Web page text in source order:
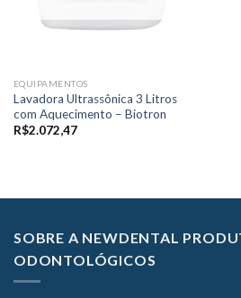
EQUIPAMENTOS
Lavadora Ultrassônica 3 Litros
com Aquecimento – Biotron
R$2.072,47
SOBRE A NEWDENTAL
ODONTOLÓGICOS